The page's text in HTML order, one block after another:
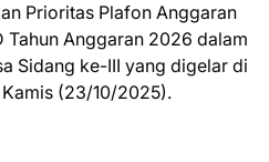
Prioritas Plafon Anggaran
Tahun Anggaran 2026 dalam
Sidang ke-III yang digelar di
Kamis (23/10/2025).